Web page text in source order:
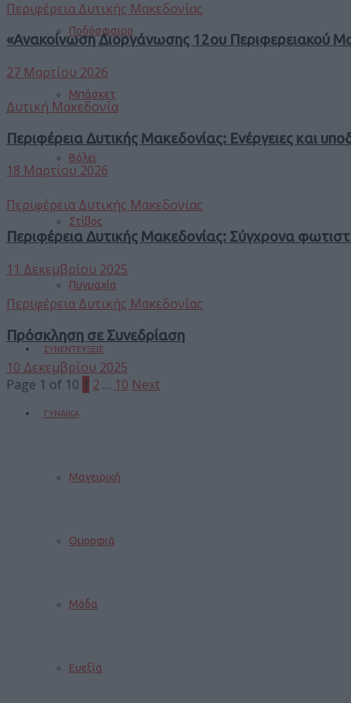
Ποδόσφαιρο
Μπάσκετ
Βόλεϊ
Στίβος
Πυγμαχία
ΣΥΝΕΝΤΕΥΞΕΙΣ
ΓΥΝΑΙΚΑ
Μαγειρική
Ομορφιά
Μόδα
Ευεξία
Περιφέρεια Δυτικής Μακεδονίας
«Ανακοίνωση Διοργάνωσης 12ου Περιφερειακού
27 Μαρτίου 2026
Δυτική Μακεδονία
Περιφέρεια Δυτικής Μακεδονίας: Ενέργειες και
18 Μαρτίου 2026
Περιφέρεια Δυτικής Μακεδονίας
Περιφέρεια Δυτικής Μακεδονίας: Σύγχρονα
11 Δεκεμβρίου 2025
Περιφέρεια Δυτικής Μακεδονίας
Πρόσκληση σε Συνεδρίαση
10 Δεκεμβρίου 2025
Page 1 of 10 1 2 … 10 Next